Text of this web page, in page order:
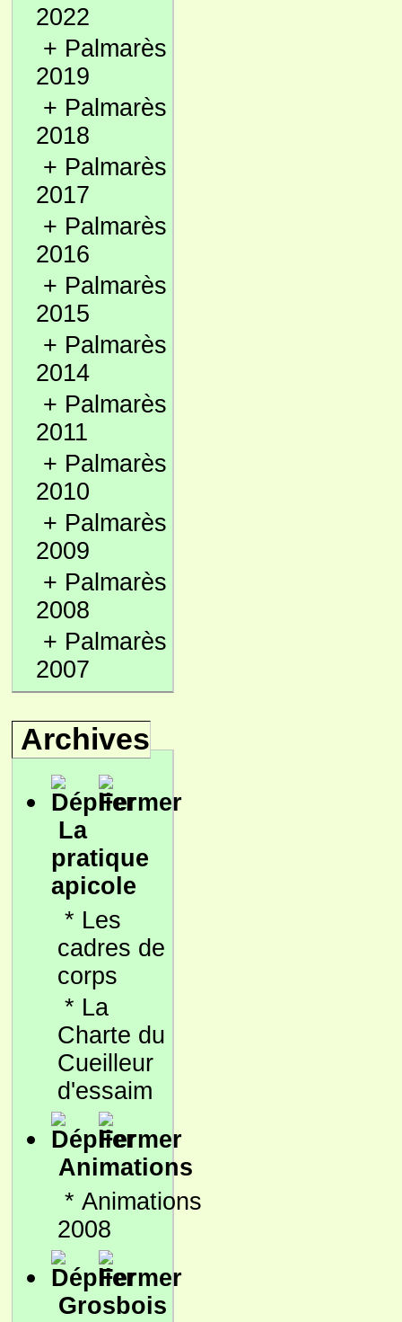
2022
+ Palmarès
2019
+ Palmarès
2018
+ Palmarès
2017
+ Palmarès
2016
+ Palmarès
2015
+ Palmarès
2014
+ Palmarès
2011
+ Palmarès
2010
+ Palmarès
2009
+ Palmarès
2008
+ Palmarès
2007
Archives
La
pratique
apicole
* Les
cadres de
corps
* La
Charte du
Cueilleur
d'essaim
Animations
* Animations
2008
Grosbois